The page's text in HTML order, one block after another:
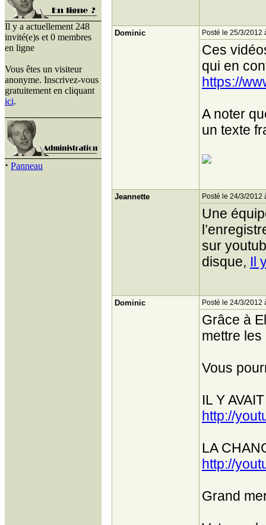
Il y a actuellement 248
invité(e)s et 0 membres
en ligne
Vous êtes un visiteur
anonyme. Inscrivez-vous
gratuitement en cliquant
ici.
· Panneau
Dominic Posté le 25/3/2012
Ces
qui en
https://
A noter
un texte
Jeannette Posté le 24/3/2012
Une
sur
disque, Il
Dominic Posté le 24/3/2012
Grâce à
mettre
Vous
IL Y
http://
LA
http://
Grand